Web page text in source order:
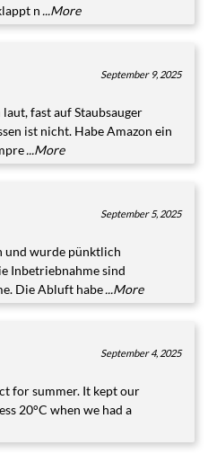
n ...More
September 9, 2025
fast auf Staubsauger
ist nicht. Habe Amazon ein
...More
September 5, 2025
und wurde pünktlich
Inbetriebnahme sind
Die Abluft habe...More
September 4, 2025
for summer. It kept our
20°C when we had a